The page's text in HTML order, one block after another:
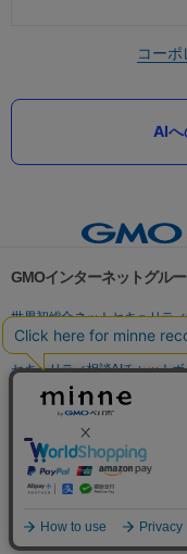
コーポ
AI
GMOインターネットグル
世界初総合ネットセキュリテ
パスワード漏洩診断
Web
セキュリティ相談AIチャットボ
実在証明・盗聴対策
サイバー攻撃対策（GMO Flatt
セキュリティ事業の軌跡